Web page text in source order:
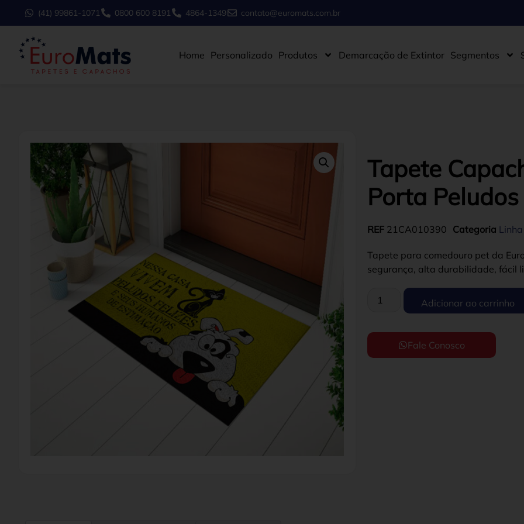
(41) 99861-1071 0800 600 8191 4864-1349 contato@euromats.com.br
Home Personalizado Produtos Demarcação de Extintor Segmentos
Tapete
Porta Peludos
REF 21CA010390 Categoria
Tapete para comedouro pet da
segurança, alta durabilidade, fácil
Adicionar ao carrinho
Fale Conosco